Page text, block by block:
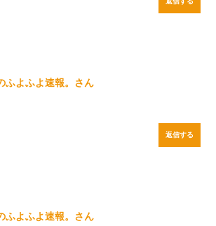
ふよふよ速報。
返信する
ふよふよ速報。